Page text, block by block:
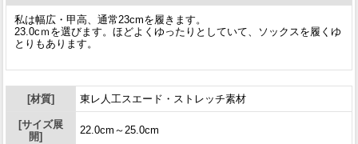
私は幅広・甲高、通常23cmを履きます。
23.0cｍを選びます。ほどよくゆったりとしていて、ソックスを履くゆ
とりもあります。
[材質] 東レ人工スエード・ストレッチ素材
[サイズ展
開]
22.0cm～25.0cm